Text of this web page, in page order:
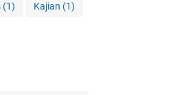
(1) Kajian (1)